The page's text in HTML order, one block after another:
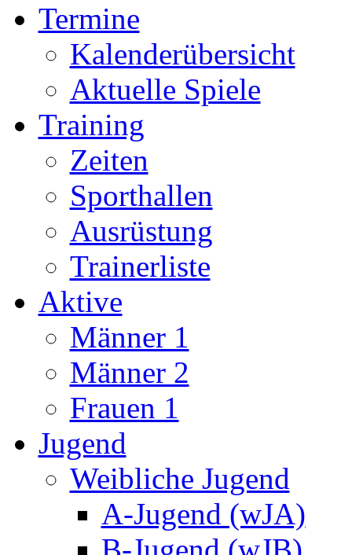
Termine
Kalenderübersicht
Aktuelle Spiele
Training
Zeiten
Sporthallen
Ausrüstung
Trainerliste
Aktive
Männer 1
Männer 2
Frauen 1
Jugend
Weibliche Jugend
A-Jugend (wJA)